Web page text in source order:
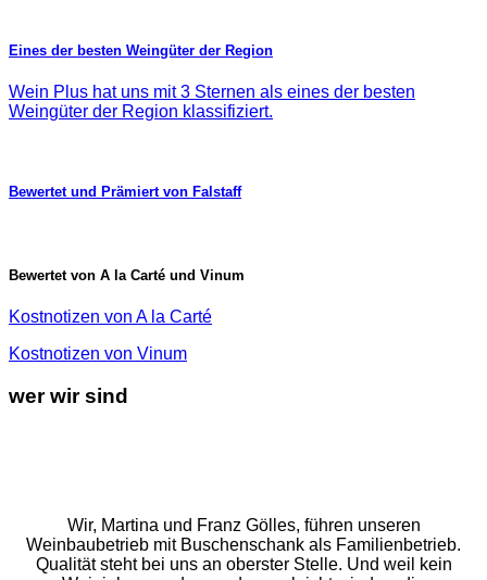
Eines der besten Weingüter der Region
Wein Plus hat uns mit 3 Sternen als eines der besten
Weingüter der Region klassifiziert.
Bewertet und Prämiert von Falstaff
Bewertet von A la Carté und Vinum
Kostnotizen von A la Carté
Kostnotizen von Vinum
wer wir sind
Wir, Martina und Franz Gölles, führen unseren
Weinbaubetrieb mit Buschenschank als Familienbetrieb.
Qualität steht bei uns an oberster Stelle. Und weil kein